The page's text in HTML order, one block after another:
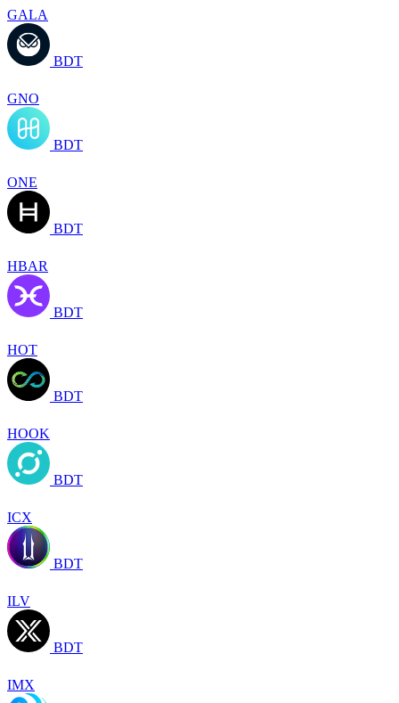
GALA
BDT
GNO
BDT
ONE
BDT
HBAR
BDT
HOT
BDT
HOOK
BDT
ICX
BDT
ILV
BDT
IMX